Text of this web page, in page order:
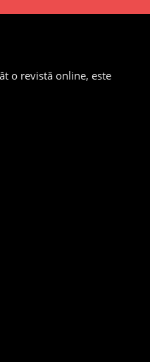
o revistă online, este